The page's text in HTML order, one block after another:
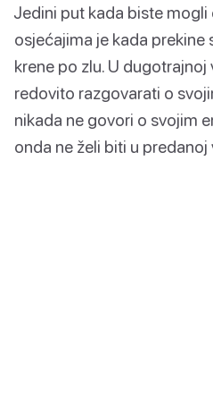
Jedini put kada biste
osjećajima je kada prekine
krene po zlu. U
redovito razgovarati o
nikada ne govori o svojim
onda ne želi biti u predanoj